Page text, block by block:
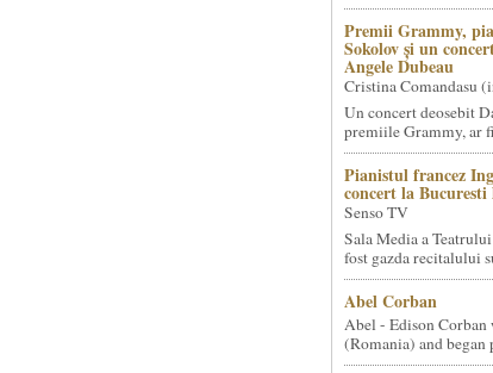
Premii Grammy,
Sokolov și un
Angele Dubeau
Cristina Comandasu
Un concert deosebit
premiile Grammy, ar
Pianistul francez
concert la
Senso TV
Sala Media a
fost gazda recitalului
Abel Corban
Abel - Edison Corban
(Romania) and began